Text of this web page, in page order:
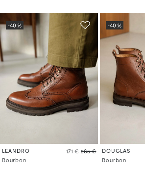
LEANDRO 171 € 285 €
Bourbon
DOUGLAS
Bourbon